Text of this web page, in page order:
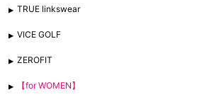
TRUE linkswear
VICE GOLF
ZEROFIT
【for WOMEN】